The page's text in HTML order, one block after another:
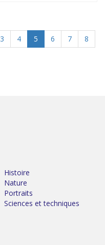
3 4 5 6 7
8
Histoire
Nature
Portraits
Sciences et techniques